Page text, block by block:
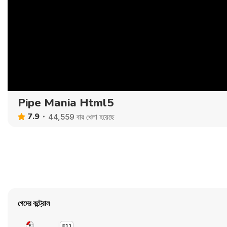
Pipe Mania Html5
7.9 44,559 বার খেলা হয়েছে
গেমের কন্ট্রোল